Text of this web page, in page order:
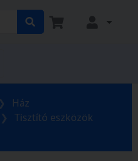
Ház
Tisztító eszközök